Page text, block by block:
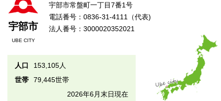
宇部市
UBE CITY
宇部市常盤町一丁目7番1号
電話番号：0836-31-4111（代表)
法人番号：3000020352021
人口
153,105人
世帯
79,445世帯
2026年6月末日現在